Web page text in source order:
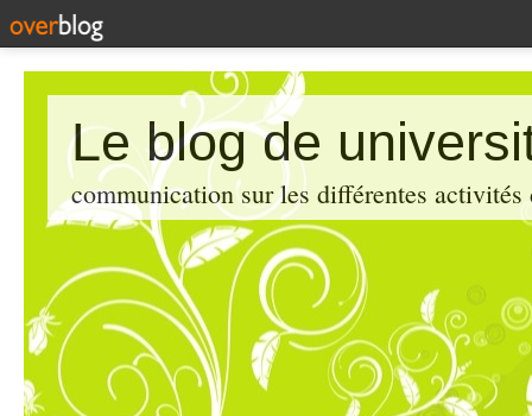
Le blog de
communication sur les différentes